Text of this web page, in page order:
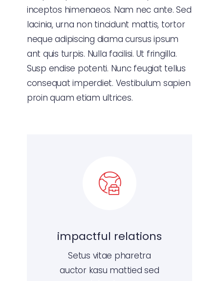
inceptos himenaeos. Nam nec ante. Sed
lacinia, urna non tincidunt mattis, tortor
neque adipiscing diama cursus ipsum
ant quis turpis. Nulla facilisi. Ut fringilla.
Susp endise potenti. Nunc feugiat tellus
consequat imperdiet. Vestibulum sapien
proin quam etiam ultrices.
impactful relations
Setus vitae pharetra
auctor kasu mattied sed